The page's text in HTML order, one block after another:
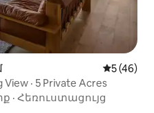
Միջին
5 (46)
· 5 Private Acres
· Հեռուստացույց